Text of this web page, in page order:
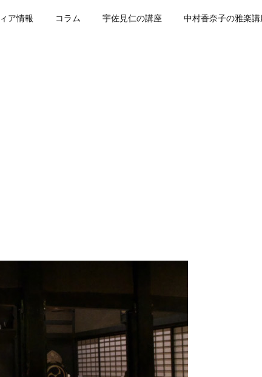
ア情報 コラム 宇佐見仁の講座 中村香奈子の雅楽講